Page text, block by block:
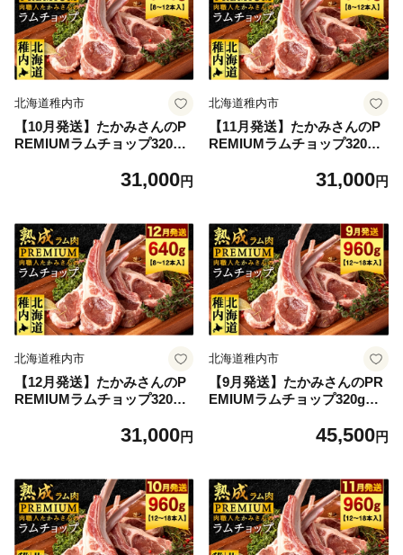
北海道稚内市
【10月発送】たかみさんのP
REMIUMラムチョップ320g
31,000円
北海道稚内市
【11月発送】たかみさんのP
REMIUMラムチョップ320g
31,000円
北海道稚内市
【12月発送】たかみさんのP
REMIUMラムチョップ320g
31,000円
北海道稚内市
【9月発送】たかみさんのPR
EMIUMラムチョップ320g（4
45,500円